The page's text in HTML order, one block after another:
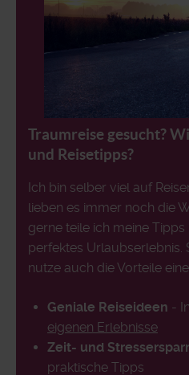
Traumreise gesucht?
und Reisetipps?
Ich bin selber viel auf
lieben es immer noch die
gerne teile ich meine
perfektes Urlaubserlebnis.
nutze auch die Vorteile
Geniale Reiseideen -
eigenen Erlebnisse
Zeit- und
praktische Tipps